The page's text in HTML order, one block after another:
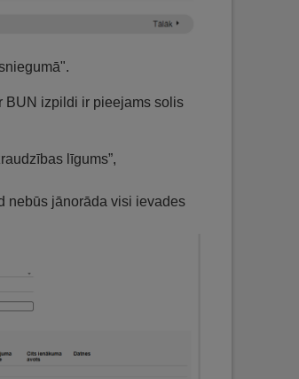
BUN izpildi ir pieejams solis
līgums”,
nebūs jānorāda visi ievades